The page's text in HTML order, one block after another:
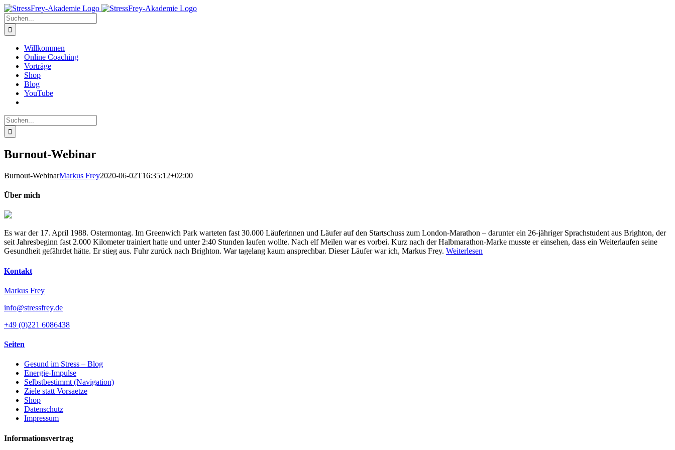
Zum
Inhalt
springen
Suche
nach:
Willkommen
Online Coaching
Vorträge
Shop
Blog
YouTube
Suche
nach:
Burnout-Webinar
Burnout-WebinarMarkus Frey2020-06-02T16:35:12+02:00
Über mich
Es war der 17. April 1988. Ostermontag. Im Greenwich Park warteten fast 30.000 Läuferinnen und Läufer auf den Startschuss zum London-Marathon – darunter ein 26-jähriger Sprachstudent aus Brighton, der
seit Jahresbeginn fast 2.000 Kilometer trainiert hatte und unter 2:40 Stunden laufen wollte. Nach elf Meilen war es vorbei. Kurz nach der Halbmarathon-Marke musste er einsehen, dass ein Weiterlaufen seine
Gesundheit gefährdet hätte. Er stieg aus. Fuhr zurück nach Brighton. War tagelang kaum ansprechbar. Dieser Läufer war ich, Markus Frey. Weiterlesen
Kontakt
Markus Frey
info@stressfrey.de
+49 (0)221 6086438
Seiten
Gesund im Stress – Blog
Energie-Impulse
Selbstbestimmt (Navigation)
Ziele statt Vorsaetze
Shop
Datenschutz
Impressum
Informationsvertrag